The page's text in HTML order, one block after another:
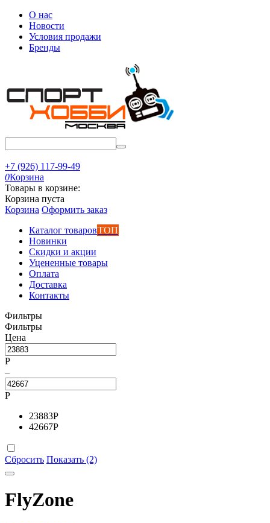
О нас
Новости
Условия продажи
Бренды
+7 (926) 117-99-49
0Корзина
Товары в корзине:
Корзина пуста
Корзина Оформить заказ
Каталог товаровТОП
Новинки
Скидки и акции
Уцененные товары
Оплата
Доставка
Контакты
Фильтры
Фильтры
Цена
Р
–
Р
23883Р
42667Р
Сбросить Показать (2)
FlyZone